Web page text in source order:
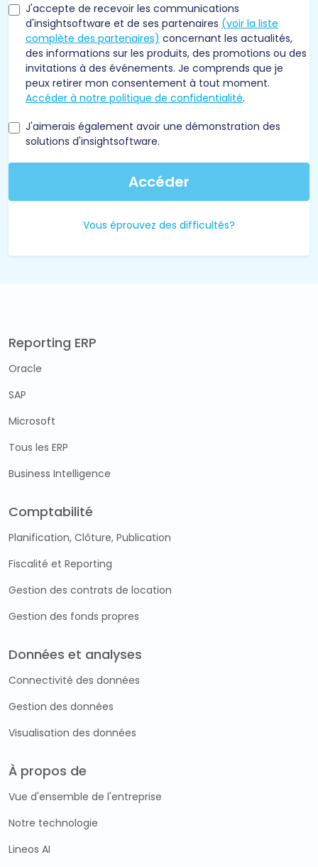
J'accepte de recevoir les communications
d'insightsoftware et de ses partenaires (voir la liste
complète des partenaires) concernant les actualités,
des informations sur les produits, des promotions ou des
invitations à des événements. Je comprends que je
peux retirer mon consentement à tout moment.
Accéder à notre politique de confidentialité.
J'aimerais également avoir une démonstration des
solutions d'insightsoftware.
Accéder
Vous éprouvez des difficultés?
Reporting ERP
Oracle
SAP
Microsoft
Tous les ERP
Business Intelligence
Comptabilité
Planification, Clôture, Publication
Fiscalité et Reporting
Gestion des contrats de location
Gestion des fonds propres
Données et analyses
Connectivité des données
Gestion des données
Visualisation des données
À propos de
Vue d'ensemble de l'entreprise
Notre technologie
Lineos AI